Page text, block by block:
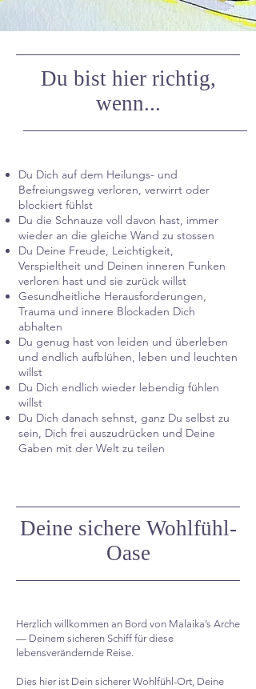
Du bist hier richtig,
wenn...
Du Dich auf dem Heilungs- und
Befreiungsweg verloren, verwirrt oder
blockiert fühlst
Du die Schnauze voll davon hast, immer
wieder an die gleiche Wand zu stossen
Du Deine Freude, Leichtigkeit,
Verspieltheit und Deinen inneren Funken
verloren hast und sie zurück willst
Gesundheitliche Herausforderungen,
Trauma und innere Blockaden Dich
abhalten
Du genug hast von leiden und überleben
und endlich aufblühen, leben und leuchten
willst
Du Dich endlich wieder lebendig fühlen
willst
Du Dich danach sehnst, ganz Du selbst zu
sein, Dich frei auszudrücken und Deine
Gaben mit der Welt zu teilen
Deine sichere Wohlfühl-
Oase
Herzlich willkommen an Bord von Malaika’s Arche
— Deinem sicheren Schiff für diese
lebensverändernde Reise.
Dies hier ist Dein sicherer Wohlfühl-Ort, Deine